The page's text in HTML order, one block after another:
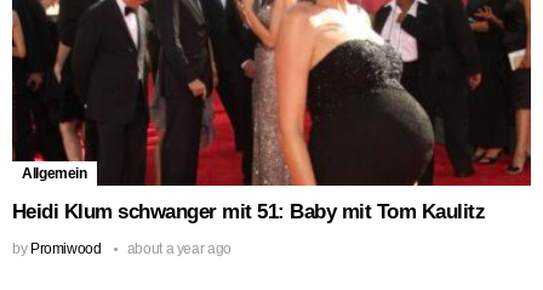
Allgemein
Heidi Klum schwanger mit 51: Baby mit Tom Kaulitz
by Promiwood about a year ago